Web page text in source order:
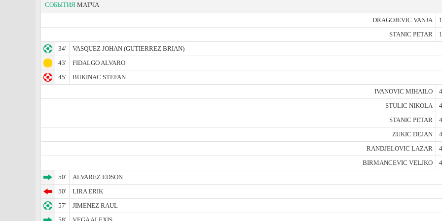
СОБЫТИЯ МАТЧА
DRAGOJEVIC VANJA
STANIC PETAR
34'
VASQUEZ JOHAN (GUTIERREZ BRIAN)
43'
FIDALGO ALVARO
45'
BUKINAC STEFAN
IVANOVIC MIHAILO
STULIC NIKOLA
STANIC PETAR
ZUKIC DEJAN
RANDJELOVIC LAZAR
BIRMANCEVIC VELJKO
50'
ALVAREZ EDSON
50'
LIRA ERIK
57'
JIMENEZ RAUL